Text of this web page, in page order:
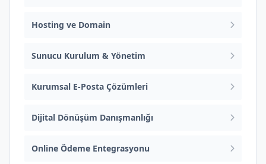
Hosting ve Domain
Sunucu Kurulum & Yönetim
Kurumsal E-Posta Çözümleri
Dijital Dönüşüm Danışmanlığı
Online Ödeme Entegrasyonu